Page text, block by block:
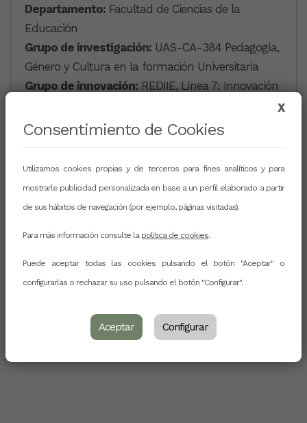
Departamento: Facultad de Ciencias de la
Educación
Grupo de investigación: UAS-CA-384 Pedagogía,
Género y Cultura en la formación Universitaria
Grupo de innovación: REDIIE, Línea 7: Innovación
Página web: Enlace web
RRSS
CURRICULUM
X
Consentimiento de Cookies
Utilizamos cookies propias y de terceros para fines analíticos y para
mostrarle publicidad personalizada en base a un perfil elaborado a partir
de sus hábitos de navegación (por ejemplo, páginas visitadas).
Para más información consulte la política de cookies.
Puede aceptar todas las cookies pulsando el botón "Aceptar" o
configurarlas o rechazar su uso pulsando el botón "Configurar".
Aceptar Configurar